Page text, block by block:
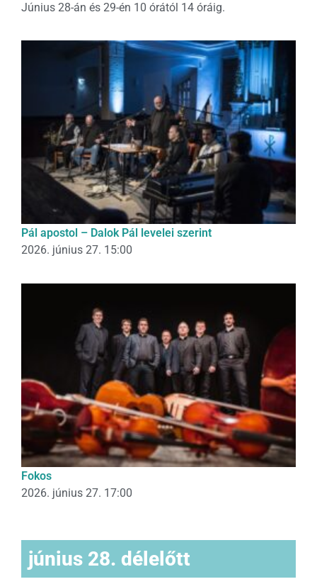
Június 28-án és 29-én 10 órától 14 óráig.
Pál apostol – Dalok Pál levelei szerint
2026. június 27. 15:00
Fokos
2026. június 27. 17:00
június 28. délelőtt